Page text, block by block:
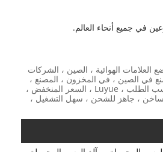
العلامات الهوائية ، الصين ، الشركات
في الصين ، في المخزون ، المصنع ،
بيع المصنع مباشرة ، حسب الطلب ، Luyue ، السعر المنخفض ،
الساخن ، جاهز للشحن ، سهل التشغيل ،